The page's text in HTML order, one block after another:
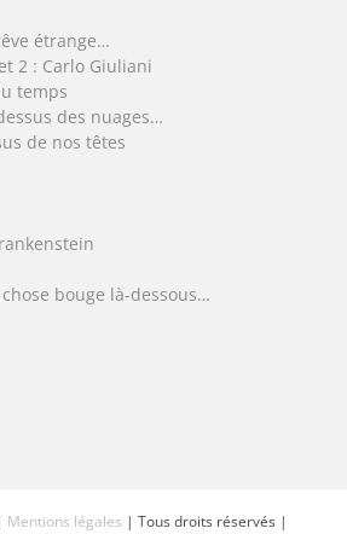
étrange…
2 : Carlo Giuliani
temps
des nuages…
de nos têtes
bouge là-dessous…
Mentions légales | Tous droits réservés |